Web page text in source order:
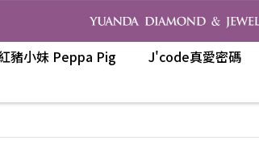
豬小妹 Peppa Pig J'code真愛密碼